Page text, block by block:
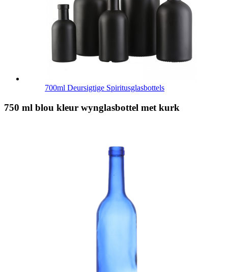
700ml Deursigtige Spiritusglasbottels
750 ml blou kleur wynglasbottel met kurk